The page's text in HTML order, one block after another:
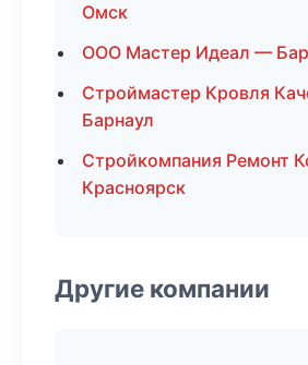
Омск
ООО Мастер Идеал —
Строймастер Кровля
Барнаул
Стройкомпания Ремонт
Красноярск
Другие компании